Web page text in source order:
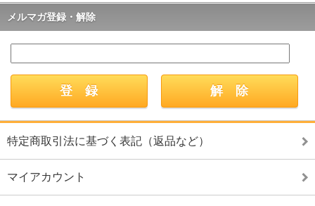
メルマガ登録・解除
特定商取引法に基づく表記（返品など）
マイアカウント